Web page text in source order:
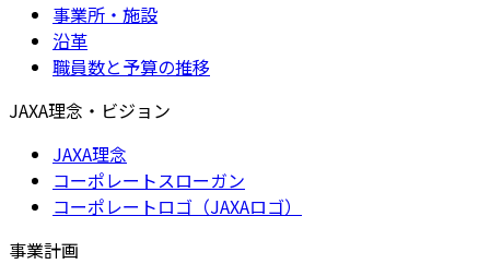
事業所・施設
沿革
職員数と予算の推移
JAXA理念・ビジョン
JAXA理念
コーポレートスローガン
コーポレートロゴ（JAXAロゴ）
事業計画